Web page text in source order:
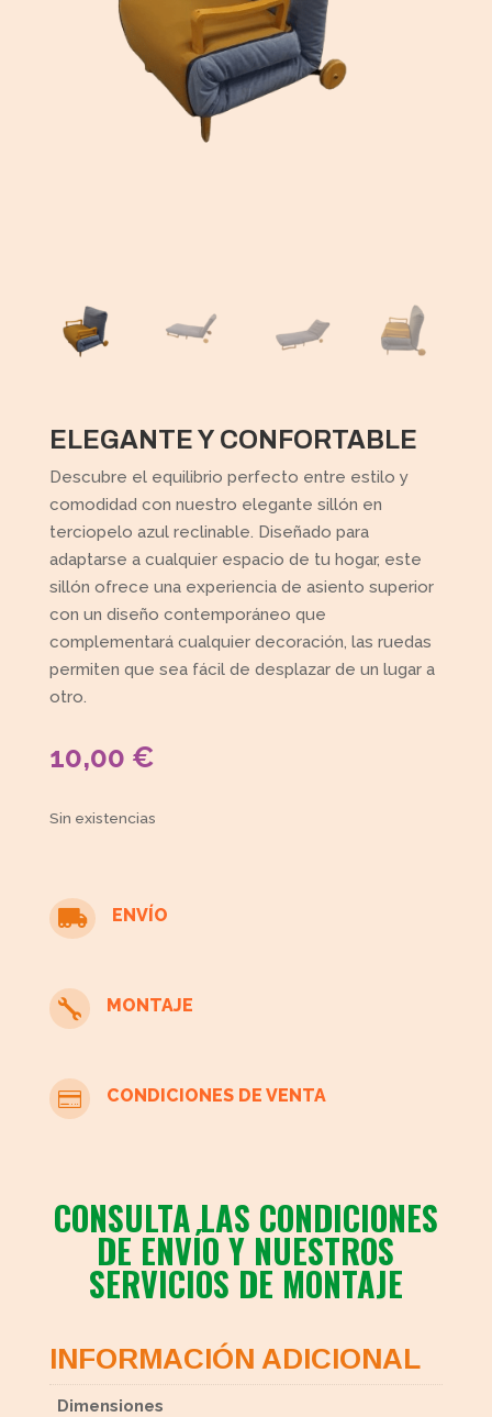
ELEGANTE Y CONFORTABLE
Descubre el equilibrio perfecto entre estilo y
comodidad con nuestro elegante sillón en
terciopelo azul reclinable. Diseñado para
adaptarse a cualquier espacio de tu hogar, este
sillón ofrece una experiencia de asiento superior
con un diseño contemporáneo que
complementará cualquier decoración, las ruedas
permiten que sea fácil de desplazar de un lugar a
otro.
10,00 €
Sin existencias
 ENVÍO
 MONTAJE
 CONDICIONES DE VENTA
CONSULTA LAS CONDICIONES
DE ENVÍO Y NUESTROS
SERVICIOS DE MONTAJE
INFORMACIÓN ADICIONAL
Dimensiones